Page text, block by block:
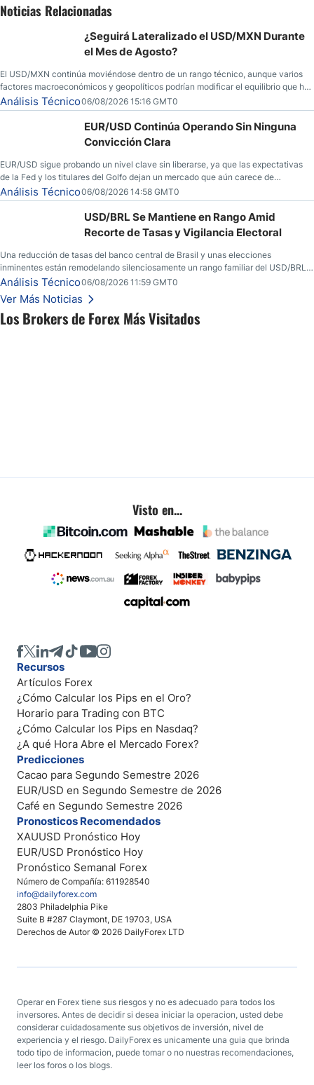
Los Brokers de Forex Más Visitados
Noticias Relacionadas
¿Seguirá Lateralizado el USD/MXN Durante
el Mes de Agosto?
El USD/MXN continúa moviéndose dentro de un rango técnico, aunque varios
factores macroeconómicos y geopolíticos podrían modificar el equilibrio que ha
dominado al mercado en las últimas semanas.
Análisis Técnico06/08/2026 15:16 GMT0
EUR/USD Continúa Operando Sin Ninguna
Convicción Clara
EUR/USD sigue probando un nivel clave sin liberarse, ya que las expectativas
de la Fed y los titulares del Golfo dejan un mercado que aún carece de
convicción real.
Análisis Técnico06/08/2026 14:58 GMT0
USD/BRL Se Mantiene en Rango Amid
Recorte de Tasas y Vigilancia Electoral
Una reducción de tasas del banco central de Brasil y unas elecciones
inminentes están remodelando silenciosamente un rango familiar del USD/BRL.
Una reducción de tasas por parte del banco central de Brasil y unas elecciones
inminentes están remodelando silenciosamente un rango familiar del USD/BRL.
Esto es lo que los traders están observando a continuación.
Análisis Técnico06/08/2026 11:59 GMT0
Ver Más Noticias
Visto en...
Número de Compañía: 611928540
info@dailyforex.com
2803 Philadelphia Pike
Suite B #287 Claymont, DE 19703, USA
Derechos de Autor © 2026 DailyForex LTD
Recursos
Artículos Forex
¿Cómo Calcular los Pips en el Oro?
Horario para Trading con BTC
¿Cómo Calcular los Pips en Nasdaq?
¿A qué Hora Abre el Mercado Forex?
Predicciones
Cacao para Segundo Semestre 2026
EUR/USD en Segundo Semestre de 2026
Café en Segundo Semestre 2026
Pronosticos Recomendados
XAUUSD Pronóstico Hoy
EUR/USD Pronóstico Hoy
Pronóstico Semanal Forex
Operar en Forex tiene sus riesgos y no es adecuado para todos los
inversores. Antes de decidir si desea iniciar la operacion, usted debe
considerar cuidadosamente sus objetivos de inversión, nivel de
experiencia y el riesgo. DailyForex es unicamente una guia que brinda
todo tipo de informacion, puede tomar o no nuestras recomendaciones,
leer los foros o los blogs.